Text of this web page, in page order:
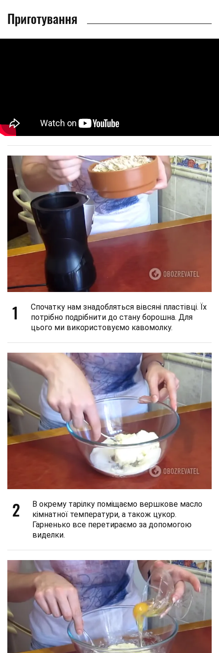
Приготування
1
Спочатку нам знадобляться вівсяні пластівці. Їх
потрібно подрібнити до стану борошна. Для
цього ми використовуємо кавомолку.
2
В окрему тарілку поміщаємо вершкове масло
кімнатної температури, а також цукор.
Гарненько все перетираємо за допомогою
виделки.